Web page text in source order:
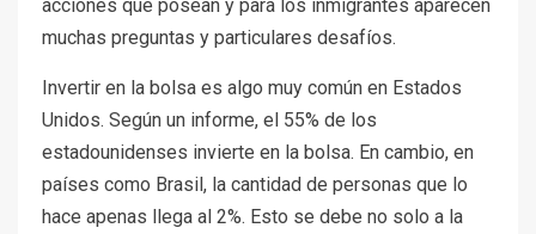
acciones que posean y para los inmigrantes aparecen
muchas preguntas y particulares desafíos.
Invertir en la bolsa es algo muy común en Estados
Unidos. Según un informe, el 55% de los
estadounidenses invierte en la bolsa. En cambio, en
países como Brasil, la cantidad de personas que lo
hace apenas llega al 2%. Esto se debe no solo a la